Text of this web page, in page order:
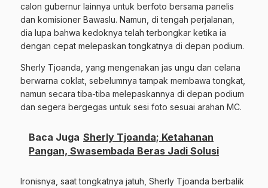
calon gubernur lainnya untuk berfoto bersama panelis
dan komisioner Bawaslu. Namun, di tengah perjalanan,
dia lupa bahwa kedoknya telah terbongkar ketika ia
dengan cepat melepaskan tongkatnya di depan podium.
Sherly Tjoanda, yang mengenakan jas ungu dan celana
berwarna coklat, sebelumnya tampak membawa tongkat,
namun secara tiba-tiba melepaskannya di depan podium
dan segera bergegas untuk sesi foto sesuai arahan MC.
Baca Juga Sherly Tjoanda; Ketahanan
Pangan, Swasembada Beras Jadi Solusi
Ironisnya, saat tongkatnya jatuh, Sherly Tjoanda berbalik